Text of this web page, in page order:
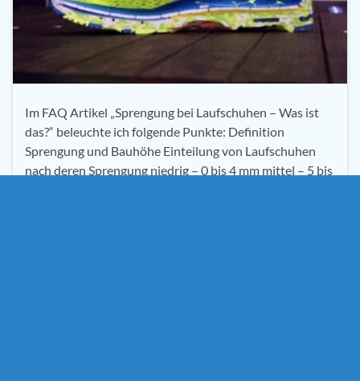
Im FAQ Artikel „Sprengung bei Laufschuhen – Was ist
das?“ beleuchte ich folgende Punkte: Definition
Sprengung und Bauhöhe Einteilung von Laufschuhen
nach deren Sprengung niedrig – 0 bis 4 mm mittel – 5 bis